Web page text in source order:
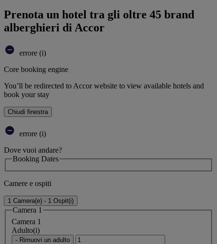
Prenota un hotel tra gli oltre 45 brand
alberghieri di Accor
errore (i)
Core booking engine
You’ll be redirected to Accor website to view available hotels and
book your stay
Chiudi finestra
errore (i)
Dove vuoi andare?
Booking Dates
Camere e ospiti
1 Camera(e) - 1 Ospit(i)
Camera 1
Camera 1
Adulto(i)
- Rimuovi un adulto